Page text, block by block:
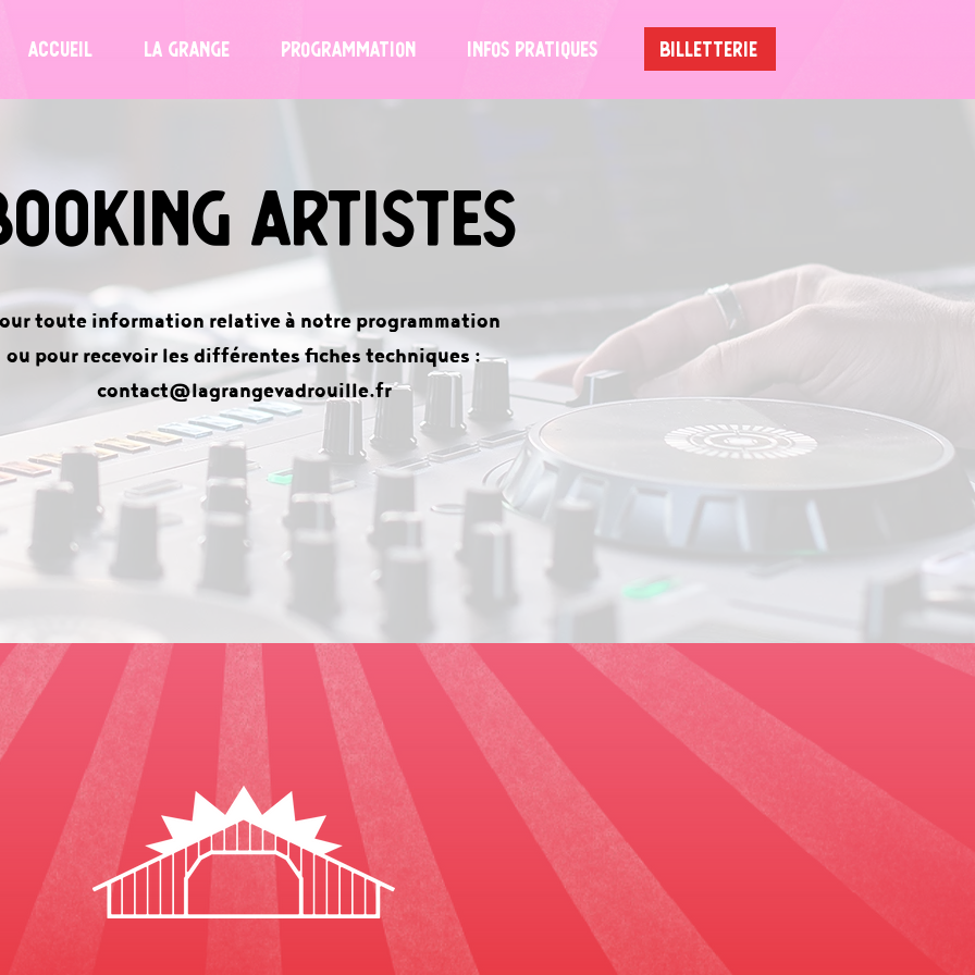
accueil LA GRANGE PROGRAMMATION INFOS PRATIQUES BILLETTERIE
artistes
toute information relative à notre programmation
ou pour recevoir les différentes fiches techniques :
contact@lagrangevadrouille.fr